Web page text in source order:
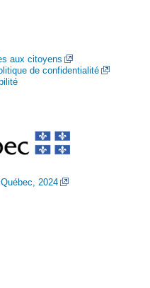
aux citoyens
de confidentialité
2024